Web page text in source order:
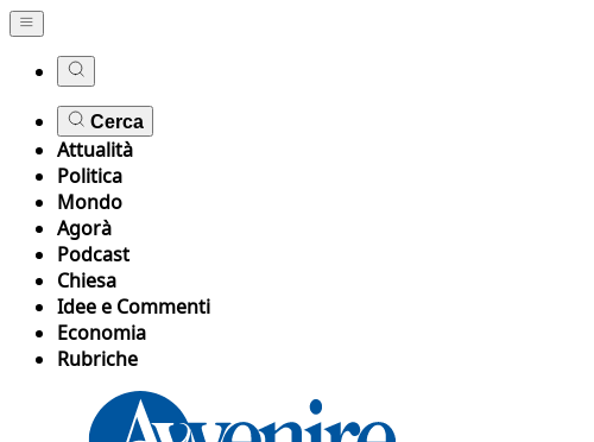
Cerca
Attualità
Politica
Mondo
Agorà
Podcast
Chiesa
Idee e Commenti
Economia
Rubriche